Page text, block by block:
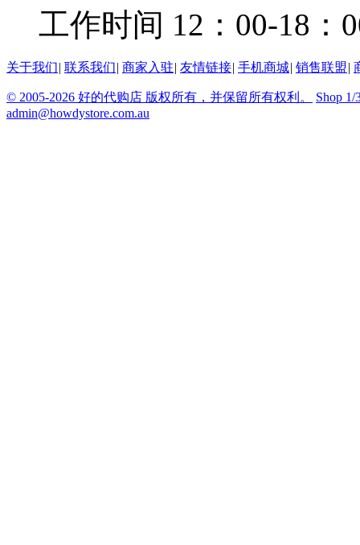
工作时间 12：00-18：
关于我们| 联系我们| 商家入驻| 友情链接| 手机商城| 销售联盟|
© 2005-2026 好的代购店 版权所有，并保留所有权利。
Shop 1/
admin@howdystore.com.au